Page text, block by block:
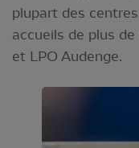
plupart des
accueils de plus
et LPO Audenge.